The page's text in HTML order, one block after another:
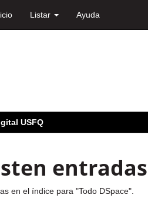
Listar Ayuda
USFQ
en el índice para "Todo DSpace".